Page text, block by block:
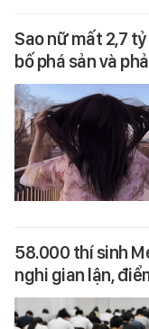
Sao nữ mất 2,7
bố phá sản và
58.000 thí sinh
nghi gian lận,